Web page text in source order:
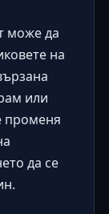
може да
на
или
променя
да се